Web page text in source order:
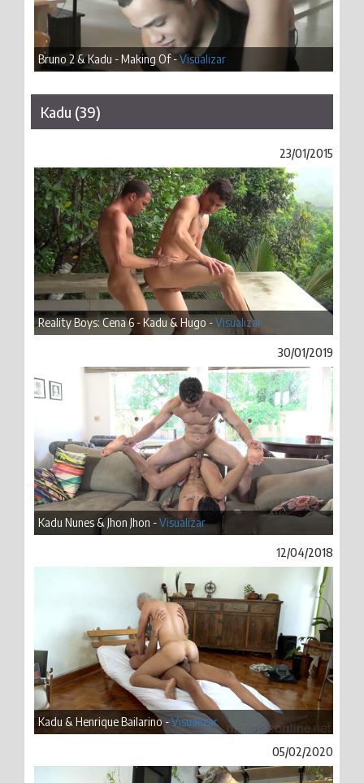
Bruno 2 & Kadu - Making Of -Visualizar
Kadu (39)
23/01/2015
Reality Boys: Cena 6 - Kadu & Hugo -Visualizar
30/01/2019
Kadu Nunes & Jhon Jhon -Visualizar
12/04/2018
Kadu & Henrique Bailarino -Visualizar
05/02/2020